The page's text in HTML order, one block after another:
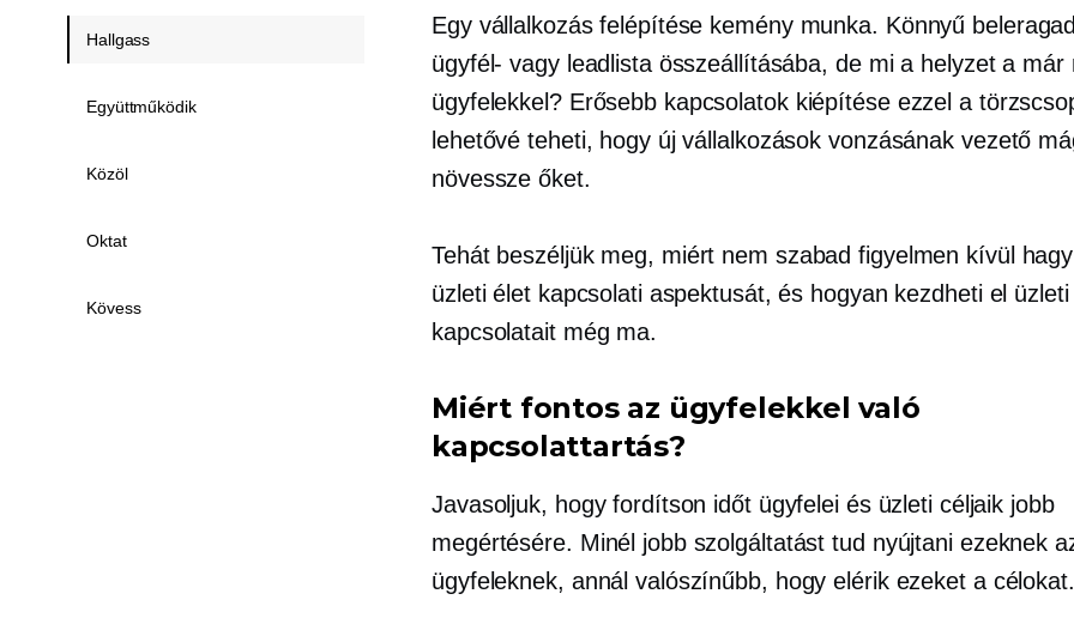
Egy vállalkozás felépítése kemény munka. Könnyű
ügyfél- vagy leadlista összeállításába, de mi a helyzet a már
ügyfelekkel? Erősebb kapcsolatok kiépítése ezzel a
lehetővé teheti, hogy új vállalkozások vonzásának vezető
növessze őket.
Tehát beszéljük meg, miért nem szabad figyelmen kívül
üzleti élet kapcsolati aspektusát, és hogyan kezdheti el üzleti
kapcsolatait még ma.
Miért fontos az ügyfelekkel való
kapcsolattartás?
Javasoljuk, hogy fordítson időt ügyfelei és üzleti céljaik jobb
megértésére. Minél jobb szolgáltatást tud nyújtani ezeknek
ügyfeleknek, annál valószínűbb, hogy elérik ezeket a célokat.
Hallgass
Együttműködik
Közöl
Oktat
Kövess